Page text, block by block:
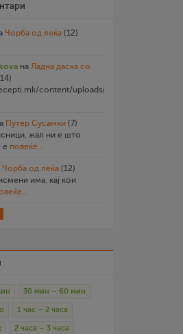
Чорба од леќа (12)
на Ладна даска со
content/uploads/2026/07/
Путер Сусамки (7)
жал ни е што
е повеќе...
Чорба од леќа (12)
има, кај кои
30 мин – 60 мин
1 час – 2 часа
2 часа – 3 часа